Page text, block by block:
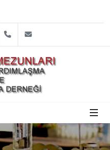
Instagram0312 809 1792